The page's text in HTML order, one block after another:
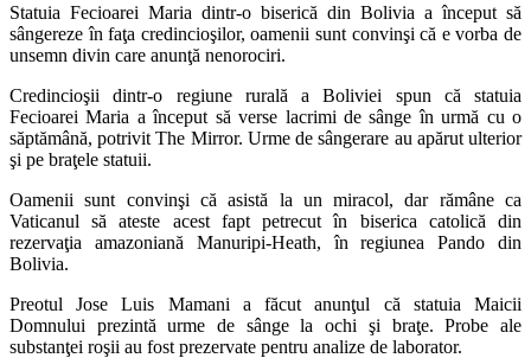
Statuia Fecioarei Maria dintr-o biserică din Bolivia a început să
sângereze în faţa credincioşilor, oamenii sunt convinşi că e vorba de
unsemn divin care anunţă nenorociri.
Credincioşii dintr-o regiune rurală a Boliviei spun că statuia
Fecioarei Maria a început să verse lacrimi de sânge în urmă cu o
săptămână, potrivit The Mirror. Urme de sângerare au apărut ulterior
şi pe braţele statuii.
Oamenii sunt convinşi că asistă la un miracol, dar rămâne ca
Vaticanul să ateste acest fapt petrecut în biserica catolică din
rezervaţia amazoniană Manuripi-Heath, în regiunea Pando din
Bolivia.
Preotul Jose Luis Mamani a făcut anunţul că statuia Maicii
Domnului prezintă urme de sânge la ochi şi braţe. Probe ale
substanţei roşii au fost prezervate pentru analize de laborator.